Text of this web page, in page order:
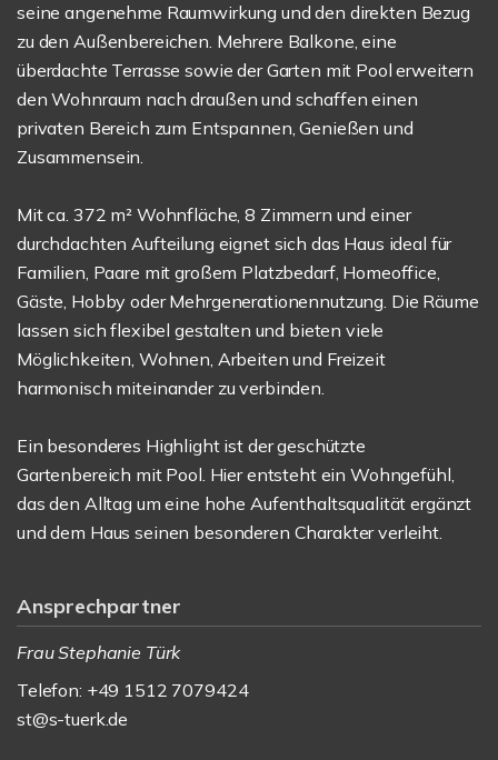
seine angenehme Raumwirkung und den direkten Bezug
zu den Außenbereichen. Mehrere Balkone, eine
überdachte Terrasse sowie der Garten mit Pool erweitern
den Wohnraum nach draußen und schaffen einen
privaten Bereich zum Entspannen, Genießen und
Zusammensein.
Mit ca. 372 m² Wohnfläche, 8 Zimmern und einer
durchdachten Aufteilung eignet sich das Haus ideal für
Familien, Paare mit großem Platzbedarf, Homeoffice,
Gäste, Hobby oder Mehrgenerationennutzung. Die Räume
lassen sich flexibel gestalten und bieten viele
Möglichkeiten, Wohnen, Arbeiten und Freizeit
harmonisch miteinander zu verbinden.
Ein besonderes Highlight ist der geschützte
Gartenbereich mit Pool. Hier entsteht ein Wohngefühl,
das den Alltag um eine hohe Aufenthaltsqualität ergänzt
und dem Haus seinen besonderen Charakter verleiht.
Ansprechpartner
Frau Stephanie Türk
Telefon: +49 1512 7079424
st@s-tuerk.de